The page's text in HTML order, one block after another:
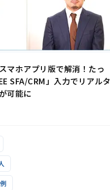
マホアプリ版で解消！たっ
SFA/CRM」入力でリアルタ
可能に